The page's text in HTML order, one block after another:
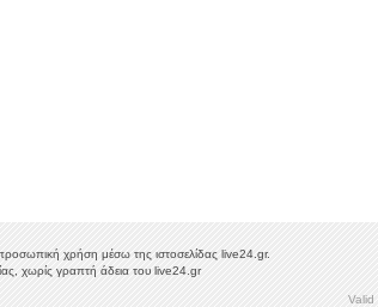
χρήση μέσω της ιστοσελίδας live24.gr.
χωρίς γραπτή άδεια του live24.gr
Valid